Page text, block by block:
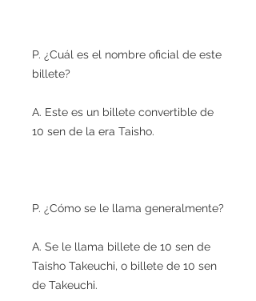
P. ¿Cuál es el nombre oficial de este
billete?
A. Este es un billete convertible de
10 sen de la era Taisho.
P. ¿Cómo se le llama generalmente?
A. Se le llama billete de 10 sen de
Taisho Takeuchi, o billete de 10 sen
de Takeuchi.